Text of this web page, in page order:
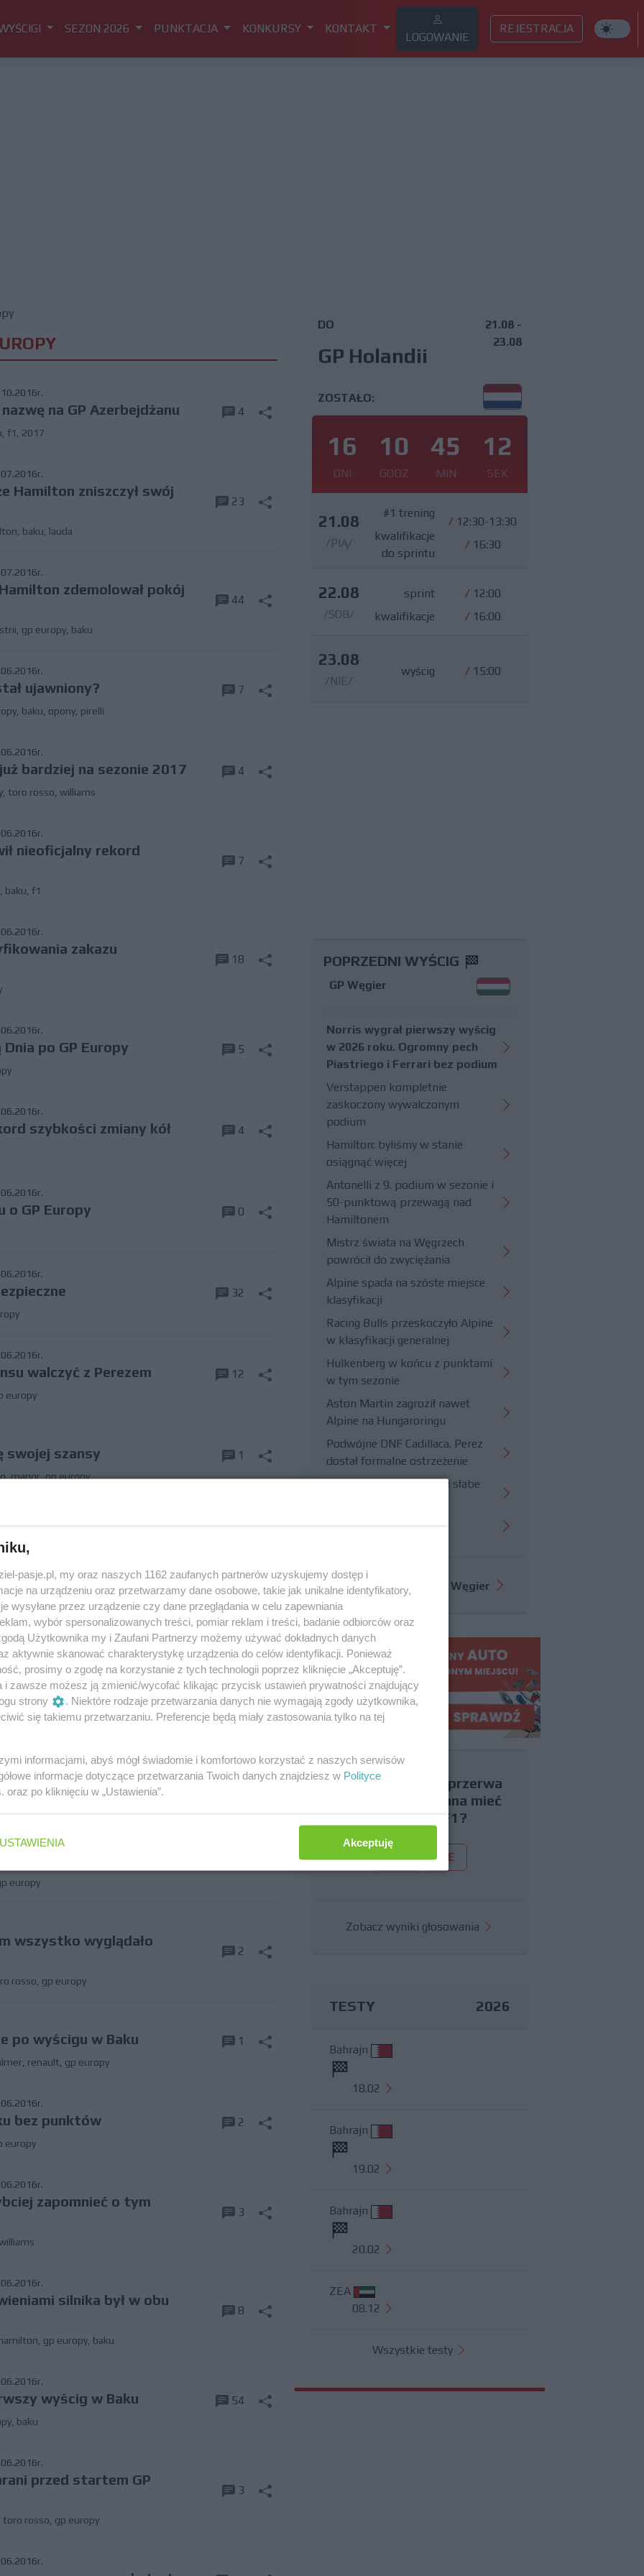
SEZON 2026 PUNKTACJA KONKURSY KONTAKT
LOGOWANIE
REJESTRACJA
na GP Azerbejdżanu
f1 2017
4
Hamilton zniszczył swój
baku lauda
23
zdemolował pokój
gp europy baku
44
ujawniony?
baku opony pirelli
7
bardziej na sezonie 2017
toro rosso williams
4
nieoficjalny rekord
baku f1
7
zakazu
18
po GP Europy 5
szybkości zmiany kół 4
o GP Europy 0
32
walczyć z Perezem
europy
12
swojej szansy
,manor,gp europy
1
problem z oponami
,red bull
dla Saubera 2
co się tam działo
,mercedes
10
sezonie
force india gp europy
4
miękkich opon
europy
wszystko wyglądało
rosso gp europy
2
po wyścigu w Baku
renault gp europy
1
bez punktów
europy
2
zapomnieć o tym
3
silnika był w obu
gp europy baku
8
wyścig w Baku
baku
54
przed startem GP
toro rosso gp europy
3
DO
GP Holandii
21.08 -
23.08
ZOSTAŁO:
16
DNI
10
GODZ
45
MIN
11
SEK
21.08
/PIĄ/
#1 trening
kwalifikacje
do sprintu
/ 12:30-13:30
/ 16:30
22.08
/SOB/
sprint
kwalifikacje
/ 12:00
/ 16:00
23.08
/NIE/
wyścig / 15:00
POPRZEDNI WYŚCIG
GP Węgier
Norris wygrał pierwszy wyścig
w 2026 roku. Ogromny pech
Piastriego i Ferrari bez podium
Verstappen kompletnie
zaskoczony wywalczonym
podium
Hamilton: byliśmy w stanie
osiągnąć więcej
Antonelli z 9. podium w sezonie i
50-punktową przewagą nad
Hamiltonem
Mistrz świata na Węgrzech
powrócił do zwyciężania
Alpine spada na szóste miejsce
klasyfikacji
Racing Bulls przeskoczyło Alpine
w klasyfikacji generalnej
Hulkenberg w końcu z punktami
w tym sezonie
Aston Martin zagroził nawet
Alpine na Hungaroringu
Podwójne DNF Cadillaca. Perez
dostał formalne ostrzeżenie
Hungaroring potwierdził słabe
Więcej informacji o GP Węgier
Czy uważasz, że przerwa
wakacyjna powinna mieć
miejsce w F1?
TAK NIE
Zobacz wyniki głosowania
TESTY 2026
Bahrajn
18.02
Bahrajn
19.02
Bahrajn
20.02
ZEA
08.12
Wszystkie testy
pasje.pl, my oraz naszych 1162 zaufanych partnerów uzyskujemy dostęp i
na urządzeniu oraz przetwarzamy dane osobowe, takie jak unikalne identyfikatory,
wysyłane przez urządzenie czy dane przeglądania w celu zapewniania
wybór spersonalizowanych treści, pomiar reklam i treści, badanie odbiorców oraz
Użytkownika my i Zaufani Partnerzy możemy używać dokładnych danych
aktywnie skanować charakterystykę urządzenia do celów identyfikacji. Ponieważ
prosimy o zgodę na korzystanie z tych technologii poprzez kliknięcie „Akceptuję”.
i zawsze możesz ją zmienić/wycofać klikając przycisk ustawień prywatności znajdujący
strony
. Niektóre rodzaje przetwarzania danych nie wymagają zgody użytkownika,
się takiemu przetwarzaniu. Preferencje będą miały zastosowania tylko na tej
informacjami, abyś mógł świadomie i komfortowo korzystać z naszych serwisów
informacje dotyczące przetwarzania Twoich danych znajdziesz w Polityce
. oraz po kliknięciu w „Ustawienia”.
USTAWIENIA Akceptuję